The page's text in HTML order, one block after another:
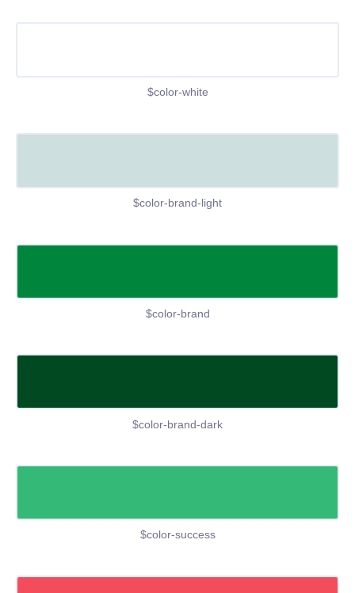
$color-white
$color-brand-light
$color-brand
$color-brand-dark
$color-success